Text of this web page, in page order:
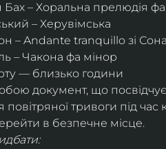
– Хоральна прелюдія
– Херувімська
– Andante tranquillo зі
– Чакона фа мінор
— близько години
документ, що
тривоги під
в безпечне місце.